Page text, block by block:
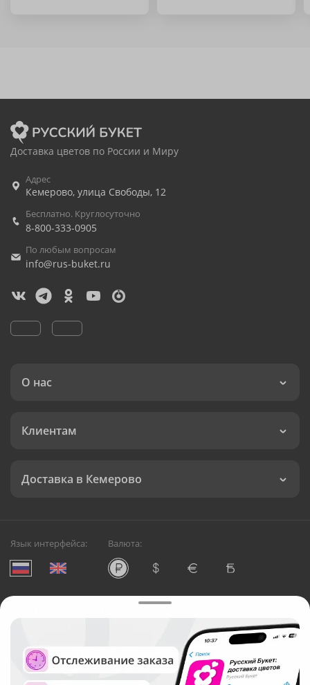
Доставка цветов по России и Миру
Адрес
Кемерово, улица Свободы, 12
Бесплатно. Круглосуточно
8-800-333-0905
По любым вопросам
info@rus-buket.ru
О нас
Клиентам
Доставка в Кемерово
Язык интерфейса: Валюта:
Служба круглосуточной доставки цветов в Кемерово
Русский Букет, 2026
Общество с ограниченной ответственностью «Технология»
ОГРН: 1195476081745, ИНН: 5410081997
Юридический адрес: г. Новосибирск, ул. Ипподромская,